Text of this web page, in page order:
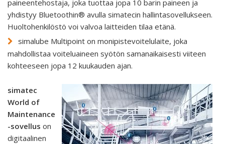
paineentehostaja, joka tuottaa jopa 10 barin paineen ja
yhdistyy Bluetoothin® avulla simatecin hallintasovellukseen.
Huoltohenkilöstö voi valvoa laitteiden tilaa etänä.
simalube Multipoint on monipistevoitelulaite, joka
mahdollistaa voiteluaineen syötön samanaikaisesti viiteen
kohteeseen jopa 12 kuukauden ajan.
simatec
World of
Maintenance
-sovellus on
digitaalinen